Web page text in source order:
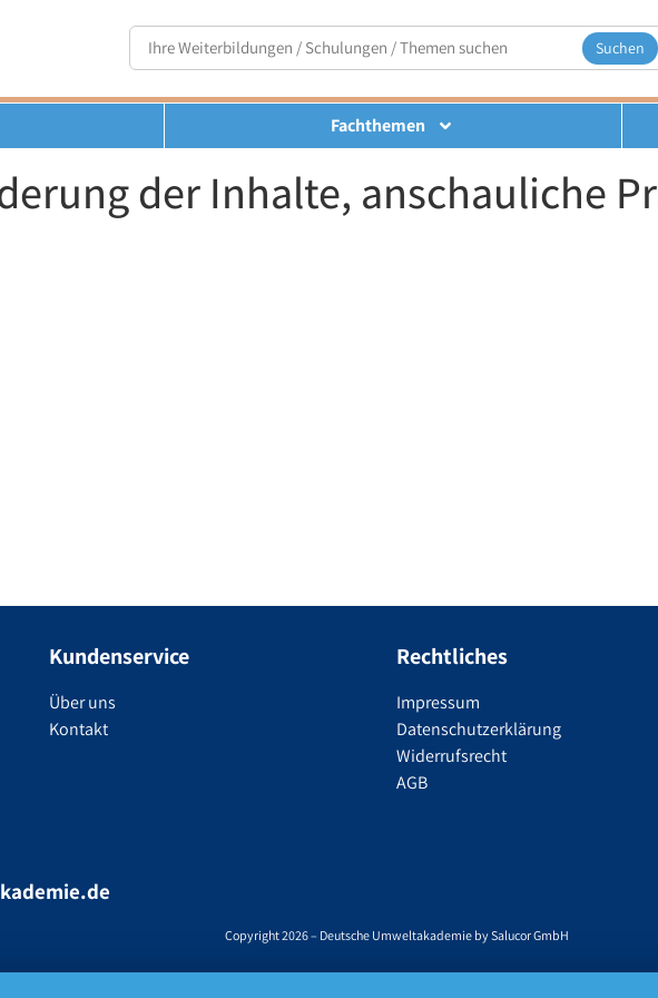
Suchen
Fachthemen
der Inhalte, anschauliche
Kundenservice
Über uns
Kontakt
Rechtliches
Impressum
Datenschutzerklärung
Widerrufsrecht
AGB
Copyright 2026 – Deutsche Umweltakademie by Salucor GmbH